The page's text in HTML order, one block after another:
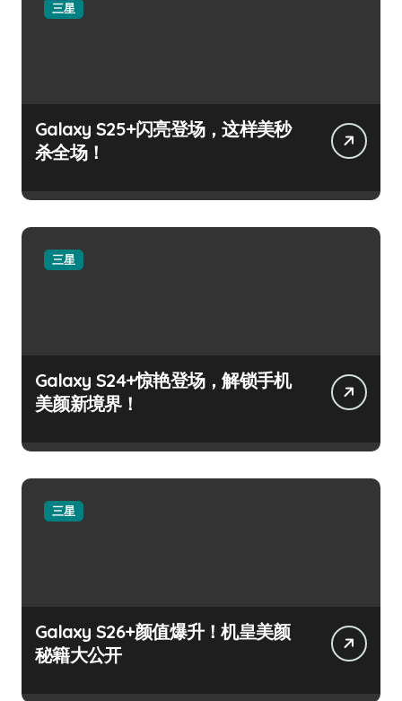
三星
Galaxy S25+闪亮登场，这样美秒
杀全场！
三星
Galaxy S24+惊艳登场，解锁手机
美颜新境界！
三星
Galaxy S26+颜值爆升！机皇美颜
秘籍大公开